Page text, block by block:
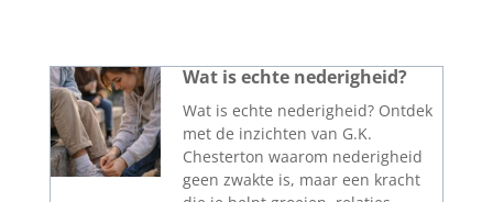
Wat is echte nederigheid?
Wat is echte nederigheid? Ontdek
met de inzichten van G.K.
Chesterton waarom nederigheid
geen zwakte is, maar een kracht